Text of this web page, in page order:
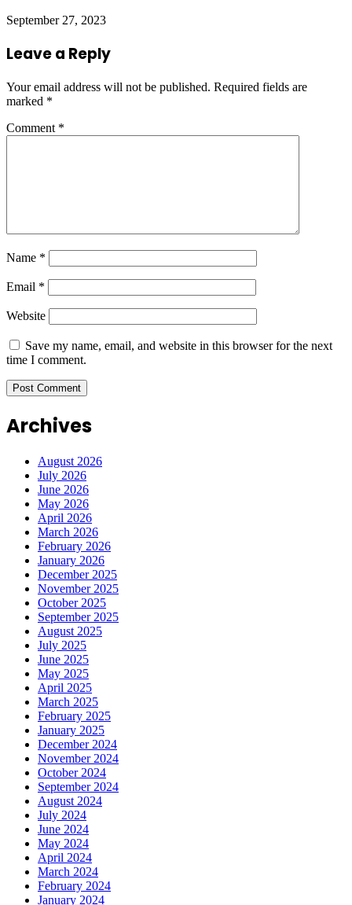
September 27, 2023
Leave a Reply
Your email address will not be published. Required fields are
marked *
Comment *
Name *
Email *
Website
Save my name, email, and website in this browser for the next
time I comment.
Archives
August 2026
July 2026
June 2026
May 2026
April 2026
March 2026
February 2026
January 2026
December 2025
November 2025
October 2025
September 2025
August 2025
July 2025
June 2025
May 2025
April 2025
March 2025
February 2025
January 2025
December 2024
November 2024
October 2024
September 2024
August 2024
July 2024
June 2024
May 2024
April 2024
March 2024
February 2024
January 2024